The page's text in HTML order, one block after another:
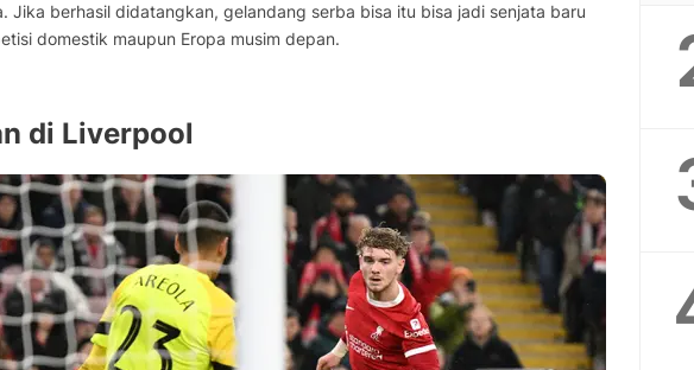
Jika berhasil didatangkan, gelandang serba bisa itu bisa jadi senjata baru
domestik maupun Eropa musim depan.
di Liverpool